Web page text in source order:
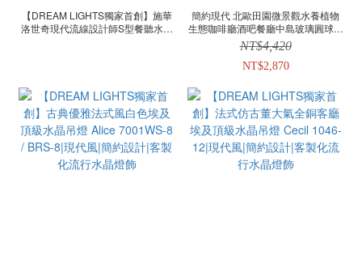
【DREAM LIGHTS獨家首創】施華
洛世奇現代流線設計師S型餐聽水晶
簡約現代 北歐田園微景觀水養植物
生態咖啡廳酒吧餐廳中島玻璃圓球吊
行燈飾
NT$4,420
NT$2,870